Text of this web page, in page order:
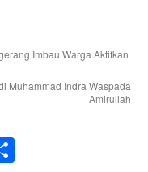
Muhammad Indra Waspada
Amirullah